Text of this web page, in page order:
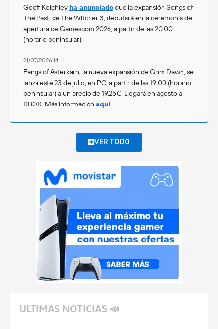
Geoff Keighley ha anunciadoque la expansión Songs of
The Past, de The Witcher 3, debutará en la ceremonia de
apertura de Gamescom 2026, a partir de las 20:00
(horario peninsular).
21/07/2026 14:11
Fangs of Asterkarn, la nueva expansión de Grim Dawn, se
lanza este 23 de julio, en PC, a partir de las 19:00 (horario
peninsular) a un precio de 19,25€. Llegará en agosto a
XBOX. Más información aquí.
VER TODO
ULTIMAS NOTICIAS 📣